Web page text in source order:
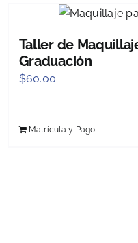
Taller de
Graduación
$60.00
Matrícula y Pago